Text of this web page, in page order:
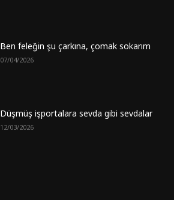
Ben feleğin şu çarkına, çomak sokarım
07/04/2026
Düşmüş işportalara sevda gibi sevdalar
12/03/2026